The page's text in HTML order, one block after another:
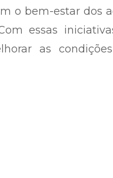
o bem-estar dos
essas
as